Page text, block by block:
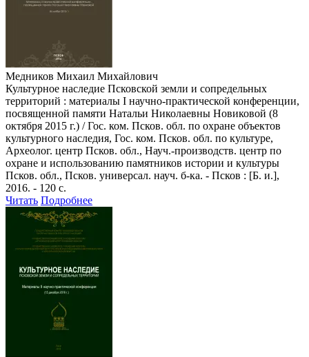
Медников Михаил Михайлович
Культурное наследие Псковской земли и сопредельных
территорий : материалы I научно-практической конференции,
посвященной памяти Натальи Николаевны Новиковой (8
октября 2015 г.) / Гос. ком. Псков. обл. по охране объектов
культурного наследия, Гос. ком. Псков. обл. по культуре,
Археолог. центр Псков. обл., Науч.-производств. центр по
охране и использованию памятников истории и культуры
Псков. обл., Псков. универсал. науч. б-ка. - Псков : [Б. и.],
2016. - 120 с.
Читать Подробнее